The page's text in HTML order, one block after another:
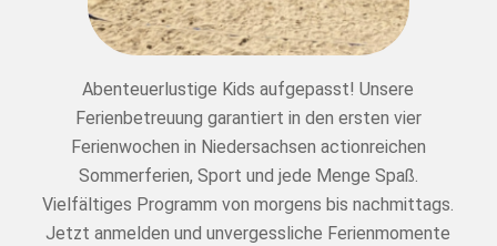
Abenteuerlustige Kids aufgepasst! Unsere
Ferienbetreuung garantiert in den ersten vier
Ferienwochen in Niedersachsen actionreichen
Sommerferien, Sport und jede Menge Spaß.
Vielfältiges Programm von morgens bis nachmittags.
Jetzt anmelden und unvergessliche Ferienmomente